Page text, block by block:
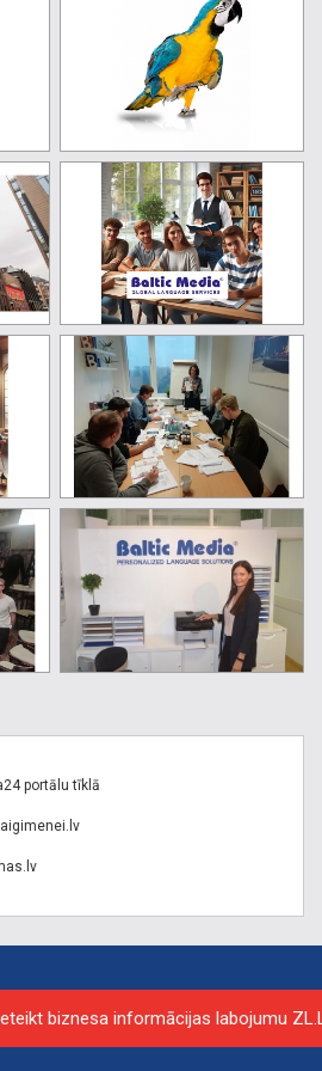
portālu tīklā
biznesa informācijas labojumu